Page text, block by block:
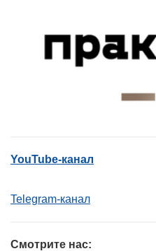
YouTube-канал
Telegram-канал
Смотрите нас: